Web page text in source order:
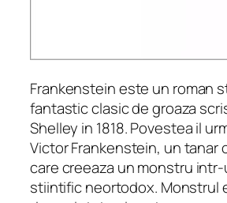
Frankenstein este un roman
fantastic clasic de groaza
Shelley in 1818. Povestea il
Victor Frankenstein, un tanar
care creeaza un monstru
stiintific neortodox. Monstrul